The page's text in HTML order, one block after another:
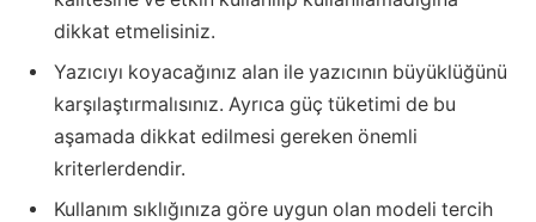
dikkat etmelisiniz.
Yazıcıyı koyacağınız alan ile yazıcının büyüklüğünü
karşılaştırmalısınız. Ayrıca güç tüketimi de bu
aşamada dikkat edilmesi gereken önemli
kriterlerdendir.
Kullanım sıklığınıza göre uygun olan modeli tercih